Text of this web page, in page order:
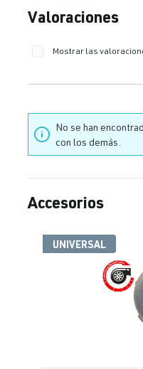
Calificación promedio
Valoraciones
Mostrar las
No se han
con los demás.
Omitir la galería de
Accesorios
UNIVERSAL